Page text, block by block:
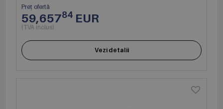
Preț ofertă
59,65784 EUR
(TVA inclus)
Vezi detalii